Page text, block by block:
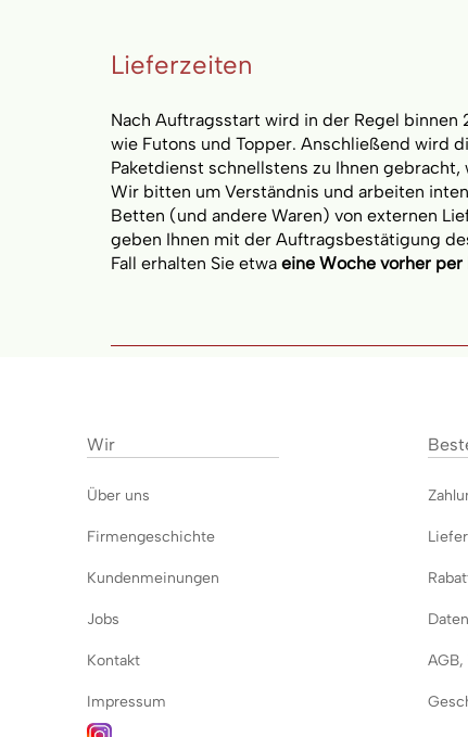
Lieferzeiten
Nach Auftragsstart wird in der Regel
wie Futons und Topper. Anschließend wird
Paketdienst schnellstens zu Ihnen gebracht,
Wir bitten um Verständnis und arbeiten
Betten (und andere Waren) von externen
geben Ihnen mit der Auftragsbestätigung
Fall erhalten Sie etwa eine Woche vorher per
Wir
Über uns
Firmengeschichte
Kundenmeinungen
Jobs
Kontakt
Impressum
AGB,